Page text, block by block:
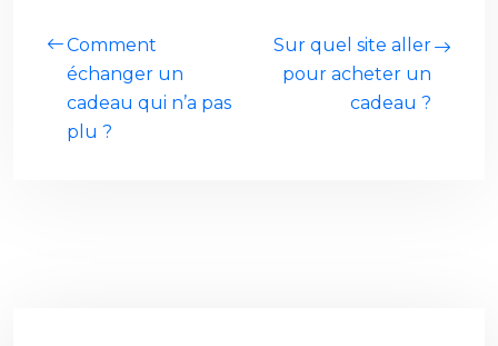
Comment
échanger un
cadeau qui n’a pas
plu ?
Sur quel site aller
pour acheter un
cadeau ?